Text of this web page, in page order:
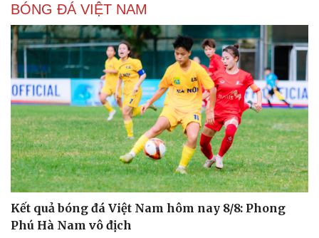
BÓNG ĐÁ VIỆT NAM
Kết quả bóng đá Việt Nam hôm nay 8/8: Phong
Phú Hà Nam vô địch